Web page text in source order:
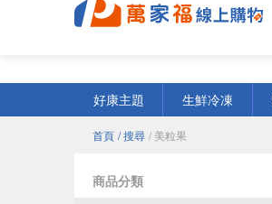
好康主題
生鮮冷凍
首頁 / 搜尋 / 美粒果
商品分類